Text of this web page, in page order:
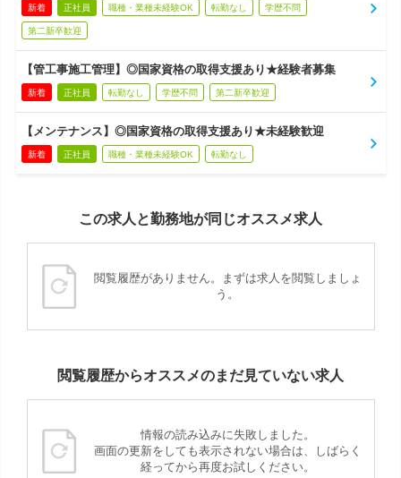
新着 正社員 職種・業種未経験OK 転勤なし 学歴不問
第二新卒歓迎
【管工事施工管理】◎国家資格の取得支援あり★経験者募集
新着 正社員 転勤なし 学歴不問 第二新卒歓迎
【メンテナンス】◎国家資格の取得支援あり★未経験歓迎
新着 正社員 職種・業種未経験OK 転勤なし
この求人と勤務地が同じオススメ求人
閲覧履歴がありません。まずは求人を閲覧しましょ
う。
閲覧履歴からオススメのまだ見ていない求人
情報の読み込みに失敗しました。
画面の更新をしても表示されない場合は、しばらく
経ってから再度お試しください。